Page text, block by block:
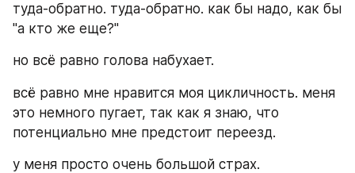
туда-обратно. туда-обратно. как бы надо, как бы
"а кто же еще?"
но всё равно голова набухает.
всё равно мне нравится моя цикличность. меня
это немного пугает, так как я знаю, что
потенциально мне предстоит переезд.
у меня просто очень большой страх.